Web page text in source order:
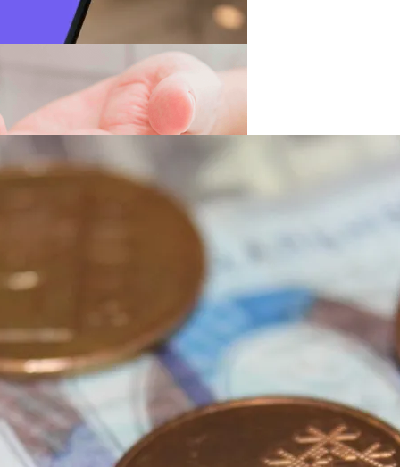
Идут Четыре Кандидата
Самых Востребованных Акций И Облигаций За 2023
Сбережения
Жизнью, И Не Выгореть
Ценами На Зимнюю Резину
Изучил, Как Белорусы Применяют Групповые Чаты
Человек Умрет Без Сна
Животных И Человека
Себе Вредными Привычками, И Чем Это Опасно